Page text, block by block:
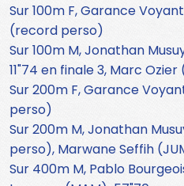
Sur 100m F, Garance
(record perso)
Sur 100m M, Jonathan
11"74 en finale 3, Marc Ozier
Sur 200m F, Garance
perso)
Sur 200m M, Jonathan
perso), Marwane Seffih
Sur 400m M, Pablo